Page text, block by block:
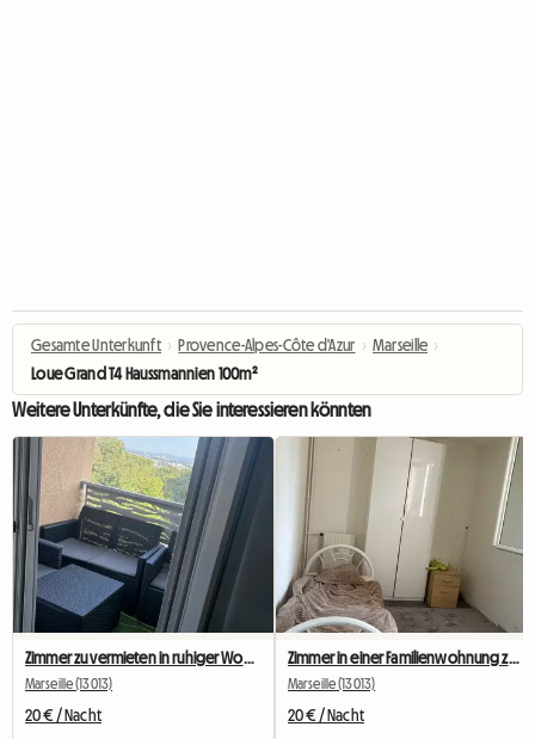
Gesamte Unterkunft › Provence-Alpes-Côte d'Azur › Marseille ›
Loue Grand T4 Haussmannien 100m²
Weitere Unterkünfte, die Sie interessieren könnten
Zimmer zu vermieten in ruhiger Wohngegend
Marseille (13013)
20 € / Nacht
Zimmer in einer Familienwohnung zu vermieten
Marseille (13013)
20 € / Nacht